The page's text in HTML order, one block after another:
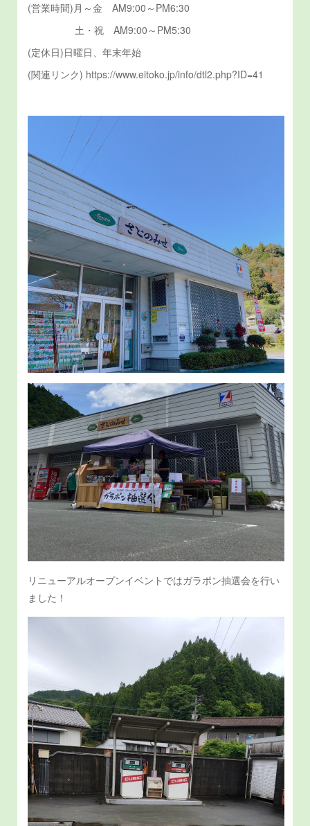
(営業時間)月～金 AM9:00～PM6:30
土・祝 AM9:00～PM5:30
(定休日)日曜日、年末年始
(関連リンク) https://www.eitoko.jp/info/dtl2.php?ID=41
リニューアルオープンイベントではガラポン抽選会を行い
ました！